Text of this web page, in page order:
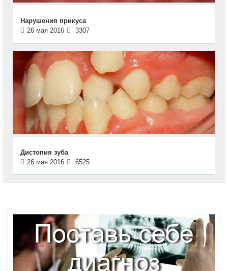
Нарушения прикуса
26 мая 2016
3307
Дистопия зуба
26 мая 2016
6525